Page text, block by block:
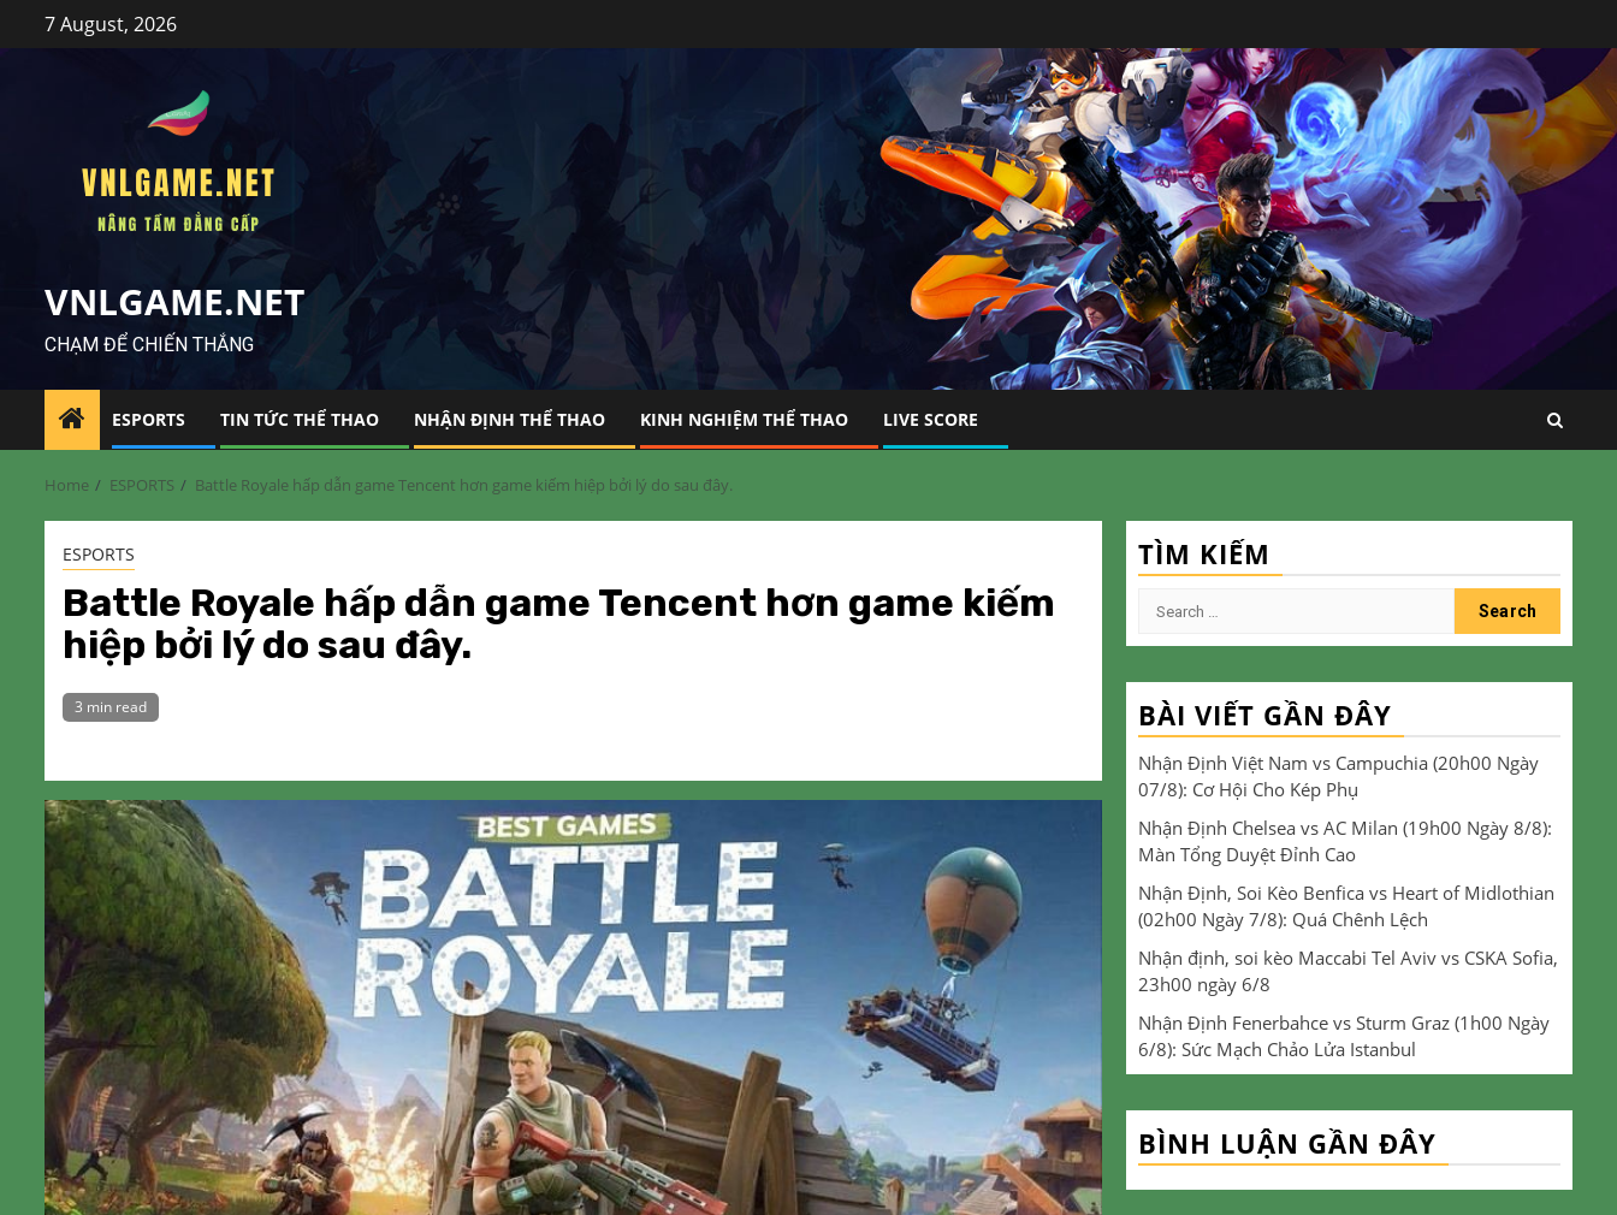
7 August, 2026
VNLGAME.NET
CHẠM ĐỂ CHIẾN THẮNG
ESPORTS TIN TỨC THỂ THAO NHẬN ĐỊNH THỂ THAO KINH NGHIỆM THỂ THAO LIVE SCORE
Home ESPORTS Battle Royale hấp dẫn game Tencent hơn game kiếm hiệp bởi lý do sau đây.
ESPORTS
Battle Royale hấp dẫn game Tencent hơn game kiếm
hiệp bởi lý do sau đây.
3 min read
TÌM KIẾM
Search
BÀI VIẾT GẦN ĐÂY
Nhận Định Việt Nam vs Campuchia (20h00 Ngày
07/8): Cơ Hội Cho Kép Phụ
Nhận Định Chelsea vs AC Milan (19h00 Ngày 8/8):
Màn Tổng Duyệt Đỉnh Cao
Nhận Định, Soi Kèo Benfica vs Heart of Midlothian
(02h00 Ngày 7/8): Quá Chênh Lệch
Nhận định, soi kèo Maccabi Tel Aviv vs CSKA Sofia,
23h00 ngày 6/8
Nhận Định Fenerbahce vs Sturm Graz (1h00 Ngày
6/8): Sức Mạch Chảo Lửa Istanbul
BÌNH LUẬN GẦN ĐÂY